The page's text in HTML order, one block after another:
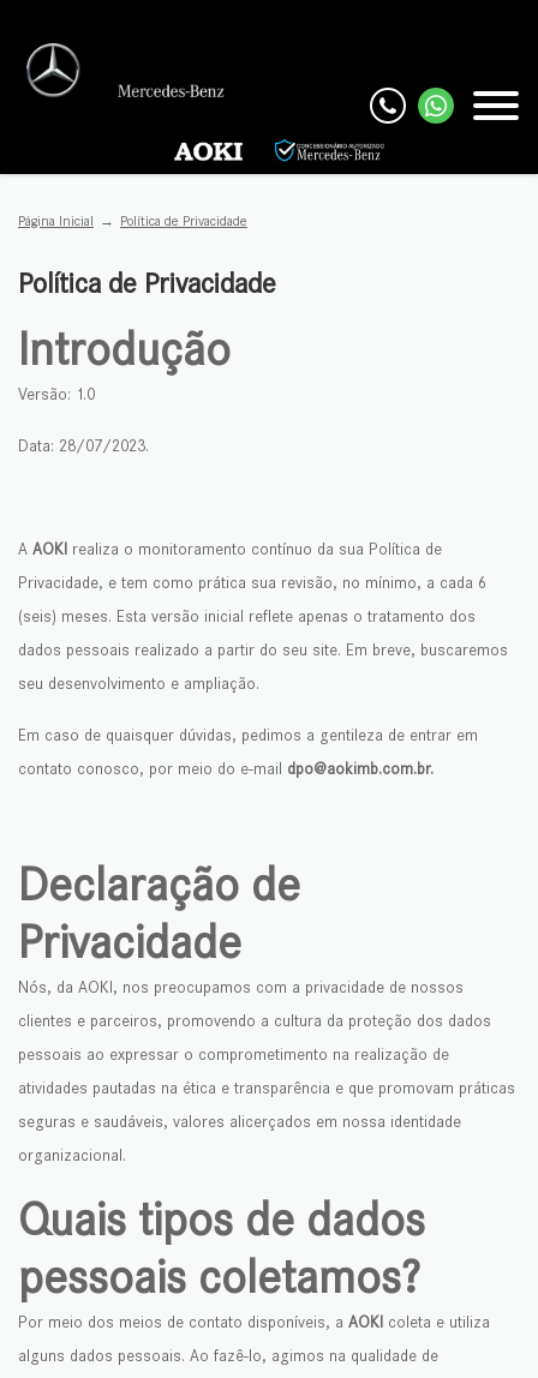
Página Inicial Política de Privacidade
Política de Privacidade
Introdução
Versão: 1.0
Data: 28/07/2023.
A AOKI realiza o monitoramento contínuo da sua Política de
Privacidade, e tem como prática sua revisão, no mínimo, a cada 6
(seis) meses. Esta versão inicial reflete apenas o tratamento dos
dados pessoais realizado a partir do seu site. Em breve, buscaremos
seu desenvolvimento e ampliação.
Em caso de quaisquer dúvidas, pedimos a gentileza de entrar em
contato conosco, por meio do e-mail dpo@aokimb.com.br.
Declaração de
Privacidade
Nós, da AOKI, nos preocupamos com a privacidade de nossos
clientes e parceiros, promovendo a cultura da proteção dos dados
pessoais ao expressar o comprometimento na realização de
atividades pautadas na ética e transparência e que promovam práticas
seguras e saudáveis, valores alicerçados em nossa identidade
organizacional.
Quais tipos de dados
pessoais coletamos?
Por meio dos meios de contato disponíveis, a AOKI coleta e utiliza
alguns dados pessoais. Ao fazê-lo, agimos na qualidade de